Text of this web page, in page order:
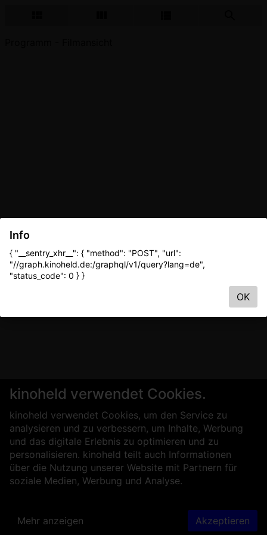
kinoheld verwendet Cookies.
kinoheld verwendet Cookies, um den Service zu
analysieren und zu verbessern, um Inhalte, Werbung
und das digitale Erlebnis zu optimieren und zu
personalisieren. kinoheld teilt auch Informationen
über die Nutzung unserer Website mit Partnern für
soziale Medien, Werbung und Analyse.
Mehr anzeigen Akzeptieren
Info
{ "__sentry_xhr__": { "method": "POST", "url":
"//graph.kinoheld.de:/graphql/v1/query?lang=de",
"status_code": 0 } }
OK